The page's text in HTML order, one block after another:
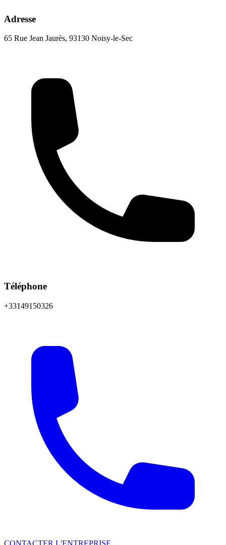
Adresse
65 Rue Jean Jaurès, 93130 Noisy-le-Sec
Téléphone
+33149150326
CONTACTER L'ENTREPRISE